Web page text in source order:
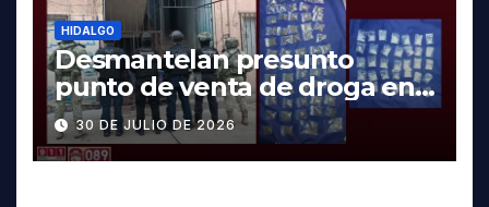
HIDALGO
Desmantelan presunto
punto de venta de droga en
Pachuca; hay dos detenidos
30 DE JULIO DE 2026